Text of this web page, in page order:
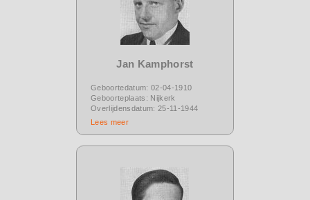
Jan Kamphorst
Geboortedatum: 02-04-1910
Geboorteplaats: Nijkerk
Overlijdensdatum: 25-11-1944
Lees meer